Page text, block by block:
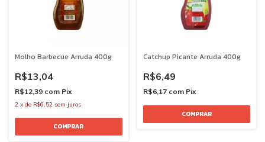
Molho Barbecue Arruda 400g
R$13,04
R$12,39 com Pix
2 x de R$6,52 sem juros
Catchup Picante Arruda 400g
R$6,49
R$6,17 com Pix